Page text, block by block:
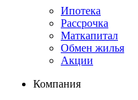
Ипотека
Рассрочка
Маткапитал
Обмен жилья
Акции
Компания